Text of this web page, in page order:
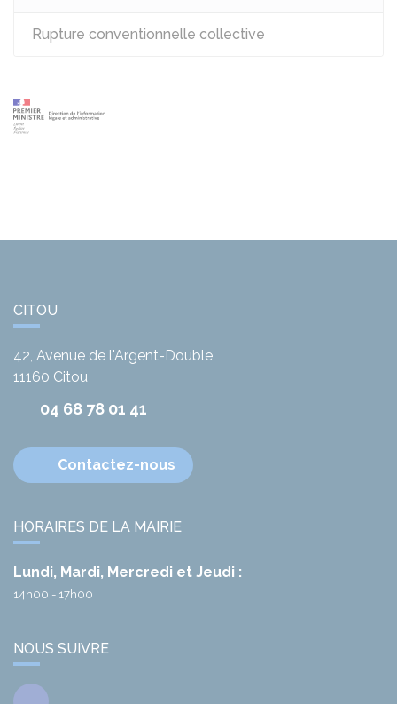
Rupture conventionnelle collective
CITOU
42, Avenue de l'Argent-Double
11160 Citou
04 68 78 01 41
Contactez-nous
HORAIRES DE LA MAIRIE
Lundi, Mardi, Mercredi et Jeudi :
14h00 - 17h00
NOUS SUIVRE